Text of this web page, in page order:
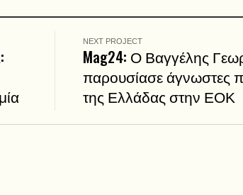
NEXT PROJECT
Mag24: Ο Βαγγέλης
παρουσίασε άγνωστες
της Ελλάδας στην ΕΟΚ